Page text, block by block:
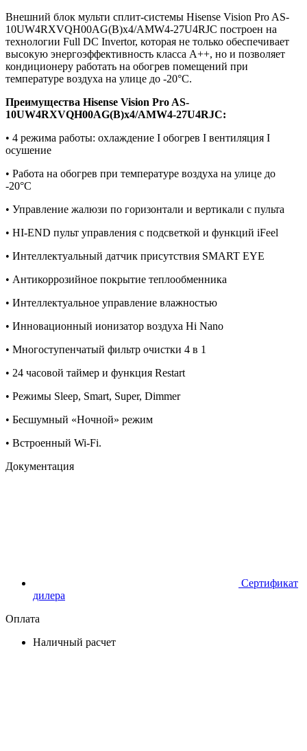
Внешний блок мульти сплит-системы Hisense Vision Pro AS-
10UW4RXVQH00AG(B)х4/AMW4-27U4RJC построен на
технологии Full DC Invertor, которая не только обеспечивает
высокую энергоэффективность класса А++, но и позволяет
кондиционеру работать на обогрев помещений при
температуре воздуха на улице до -20°С.
Преимущества Hisense Vision Pro AS-
10UW4RXVQH00AG(B)х4/AMW4-27U4RJC:
• 4 режима работы: охлаждение I обогрев I вентиляция I
осушение
• Работа на обогрев при температуре воздуха на улице до
-20°С
• Управление жалюзи по горизонтали и вертикали с пульта
• HI-END пульт управления с подсветкой и функций iFeel
• Интеллектуальный датчик присутствия SMART EYE
• Антикоррозийное покрытие теплообменника
• Интеллектуальное управление влажностью
• Инновационный ионизатор воздуха Нi Nano
• Многоступенчатый фильтр очистки 4 в 1
• 24 часовой таймер и функция Restart
• Режимы Sleep, Smart, Super, Dimmer
• Бесшумный «Ночной» режим
• Встроенный Wi-Fi.
Документация
Сертификат
дилера
Оплата
Наличный расчет